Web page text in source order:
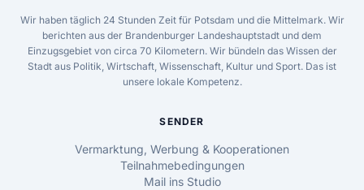
Wir haben täglich 24 Stunden Zeit für Potsdam und die Mittelmark. Wir
berichten aus der Brandenburger Landeshauptstadt und dem
Einzugsgebiet von circa 70 Kilometern. Wir bündeln das Wissen der
Stadt aus Politik, Wirtschaft, Wissenschaft, Kultur und Sport. Das ist
unsere lokale Kompetenz.
SENDER
Vermarktung, Werbung & Kooperationen
Teilnahmebedingungen
Mail ins Studio